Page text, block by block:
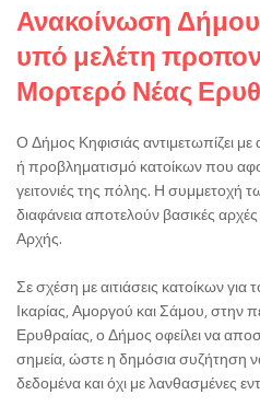
Ανακοίνωση Δήμου
υπό μελέτη
Μορτερό Νέας
Ο Δήμος Κηφισιάς αντιμετωπίζει
ή προβληματισμό κατοίκων που
γειτονιές της πόλης. Η συμμετοχή
διαφάνεια αποτελούν βασικές
Αρχής.
Σε σχέση με αιτιάσεις κατοίκων
Ικαρίας, Αμοργού και Σάμου, στην
Ερυθραίας, ο Δήμος οφείλει να
σημεία, ώστε η δημόσια συζήτηση
δεδομένα και όχι με λανθασμένες